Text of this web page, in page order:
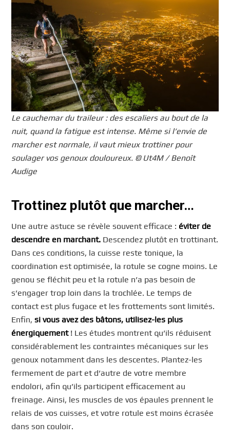
Le cauchemar du traileur : des escaliers au bout de la
nuit, quand la fatigue est intense. Même si l’envie de
marcher est normale, il vaut mieux trottiner pour
soulager vos genoux douloureux. © Ut4M / Benoît
Audige
Trottinez plutôt que marcher…
Une autre astuce se révèle souvent efficace : éviter de
descendre en marchant. Descendez plutôt en trottinant.
Dans ces conditions, la cuisse reste tonique, la
coordination est optimisée, la rotule se cogne moins. Le
genou se fléchit peu et la rotule n’a pas besoin de
s’engager trop loin dans la trochlée. Le temps de
contact est plus fugace et les frottements sont limités.
Enfin,si vous avez des bâtons, utilisez-les plus
énergiquement! Les études montrent qu’ils réduisent
considérablement les contraintes mécaniques sur les
genoux notamment dans les descentes. Plantez-les
fermement de part et d’autre de votre membre
endolori, afin qu’ils participent efficacement au
freinage. Ainsi, les muscles de vos épaules prennent le
relais de vos cuisses, et votre rotule est moins écrasée
dans son couloir.